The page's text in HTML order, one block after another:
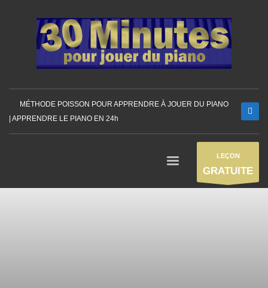
MÉTHODE POISSON POUR APPRENDRE À JOUER DU PIANO
| APPRENDRE LE PIANO EN 24h
LEÇON
GRATUITE